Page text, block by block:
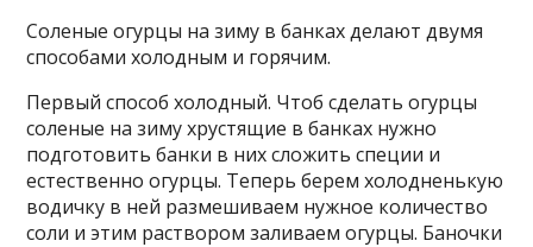
Соленые огурцы на зиму в банках делают двумя
способами холодным и горячим.
Первый способ холодный. Чтоб сделать огурцы
соленые на зиму хрустящие в банках нужно
подготовить банки в них сложить специи и
естественно огурцы. Теперь берем холодненькую
водичку в ней размешиваем нужное количество
соли и этим раствором заливаем огурцы. Баночки